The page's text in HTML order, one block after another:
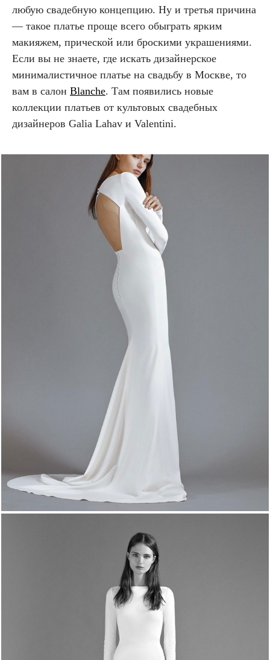
любую свадебную концепцию. Ну и третья причина
— такое платье проще всего обыграть ярким
макияжем, прической или броскими украшениями.
Если вы не знаете, где искать дизайнерское
минималистичное платье на свадьбу в Москве, то
вам в салон Blanche. Там появились новые
коллекции платьев от культовых свадебных
дизайнеров Galia Lahav и Valentini.